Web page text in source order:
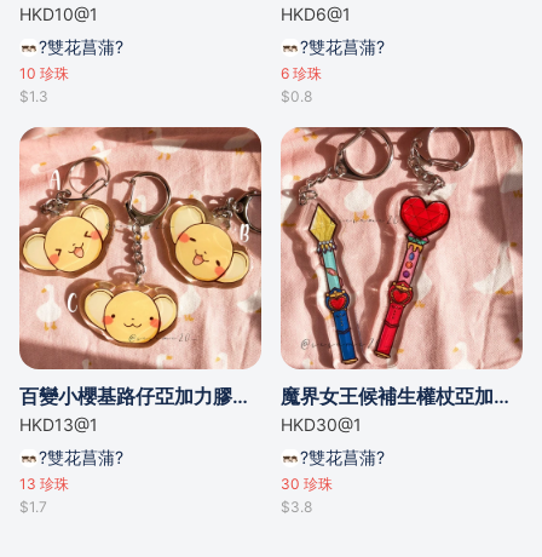
HKD10@1
?雙花菖蒲?
10 珍珠
$1.3
HKD6@1
?雙花菖蒲?
6 珍珠
$0.8
百變小櫻基路仔亞加力膠吊飾/魔卡少女櫻 庫洛魔法使 小可亞克力膠吊飾
HKD13@1
?雙花菖蒲?
13 珍珠
$1.7
魔界女王候補生權杖亞加力膠吊飾/魔女的考驗變身棒亞克力膠吊飾
HKD30@1
?雙花菖蒲?
30 珍珠
$3.8